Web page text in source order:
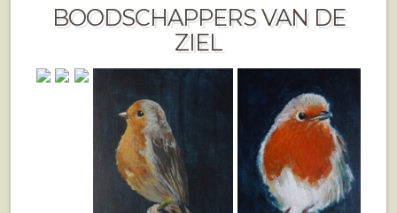
BOODSCHAPPERS VAN DE
ZIEL